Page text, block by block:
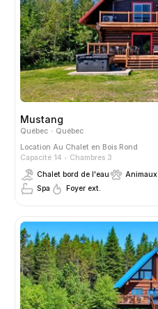
Mustang
Québec
Québec
Location Au Chalet en Bois Rond
Capacité 14
Chambres 3
Chalet bord de l'eau
Animaux
Spa
Foyer ext.